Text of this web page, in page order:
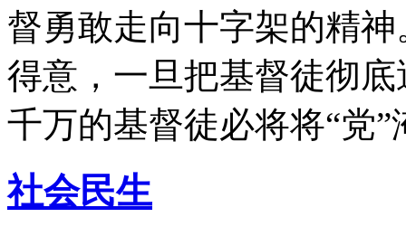
督勇敢走向十字架的精
得意，一旦把基督徒彻
千万的基督徒必将将“党”
社会民生